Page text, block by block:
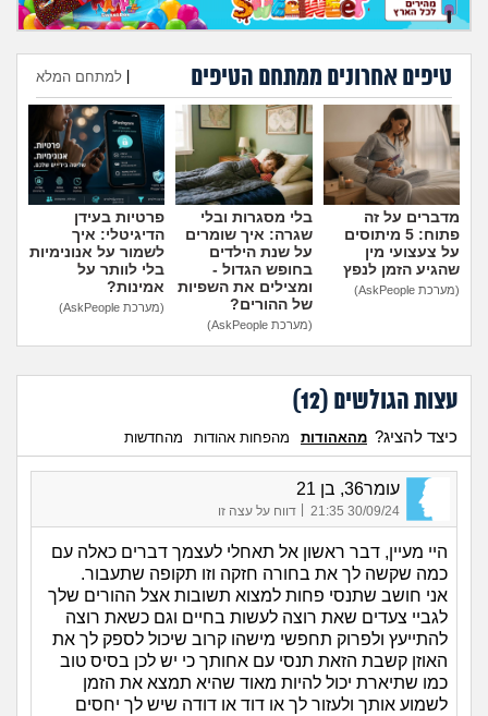
טיפים אחרונים ממתחם הטיפים למתחם המלא
הוספת טיפ
מדברים על זה
פתוח: 5 מיתוסים
על צעצועי מין
שהגיע הזמן לנפץ
(מערכת AskPeople)
בלי מסגרות ובלי
שגרה: איך שומרים
על שנת הילדים
בחופש הגדול -
ומצילים את השפיות
של ההורים?
(מערכת AskPeople)
פרטיות בעידן
הדיגיטלי: איך
לשמור על אנונימיות
בלי לוותר על
אמינות?
(מערכת AskPeople)
עצות הגולשים (12
)
כיצד להציג? מהאהודות מהפחות אהודות מהחדשות
עומר36, בן 21
30/09/24 21:35 דווח על עצה זו
היי מעיין, דבר ראשון אל תאחלי לעצמך דברים כאלה עם
כמה שקשה לך את בחורה חזקה וזו תקופה שתעבור.
אני חושב שתנסי פחות למצוא תשובות אצל ההורים שלך
לגביי צעדים שאת רוצה לעשות בחיים וגם כשאת רוצה
להתייעץ ולפרוק תחפשי מישהו קרוב שיכול לספק לך את
האוזן קשבת הזאת תנסי עם אחותך כי יש לכן בסיס טוב
כמו שתיארת יכול להיות מאוד שהיא תמצא את הזמן
לשמוע אותך ולעזור לך או דוד או דודה שיש לך יחסים